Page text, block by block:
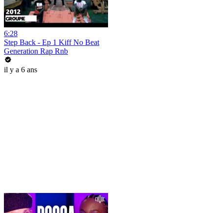
6:28
Step Back - Ep 1 Kiff No Beat
Generation Rap Rnb
il y a 6 ans